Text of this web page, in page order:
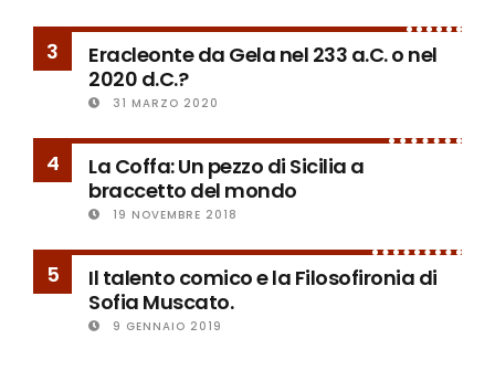
3
Eracleonte da Gela nel 233 a.C. o nel
2020 d.C.?
31 MARZO 2020
4
La Coffa: Un pezzo di Sicilia a
braccetto del mondo
19 NOVEMBRE 2018
5
Il talento comico e la Filosofironia di
Sofia Muscato.
9 GENNAIO 2019